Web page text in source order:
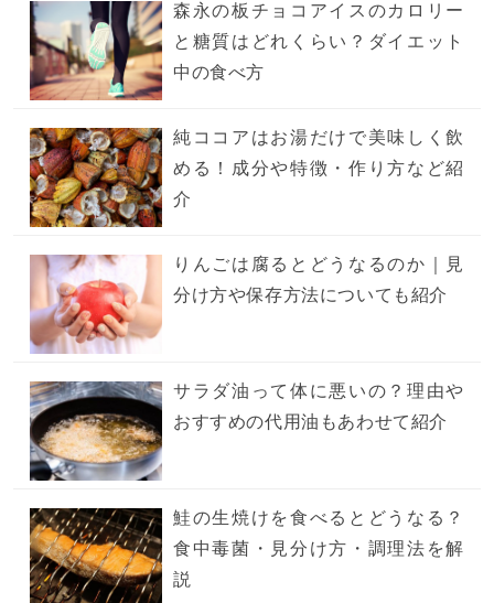
森永の板チョコアイスのカロリー
と糖質はどれくらい？ダイエット
中の食べ方
純ココアはお湯だけで美味しく飲
める！成分や特徴・作り方など紹
介
りんごは腐るとどうなるのか｜見
分け方や保存方法についても紹介
サラダ油って体に悪いの？理由や
おすすめの代用油もあわせて紹介
鮭の生焼けを食べるとどうなる？
食中毒菌・見分け方・調理法を解
説